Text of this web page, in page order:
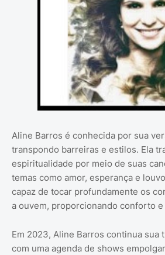
Aline Barros é conhecida por sua
transpondo barreiras e estilos. Ela
espiritualidade por meio de suas
temas como amor, esperança e
capaz de tocar profundamente os
a ouvem, proporcionando conforto e
Em 2023, Aline Barros continua sua
com uma agenda de shows